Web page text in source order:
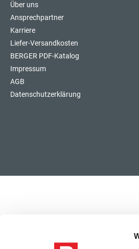
Über uns
Ansprechpartner
Karriere
Liefer-Versandkosten
BERGER PDF-Katalog
Impressum
AGB
Datenschutzerklärung